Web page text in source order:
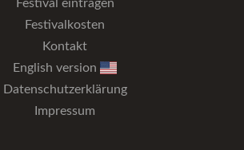
Festival eintragen
Festivalkosten
Kontakt
English version
Datenschutzerklärung
Impressum